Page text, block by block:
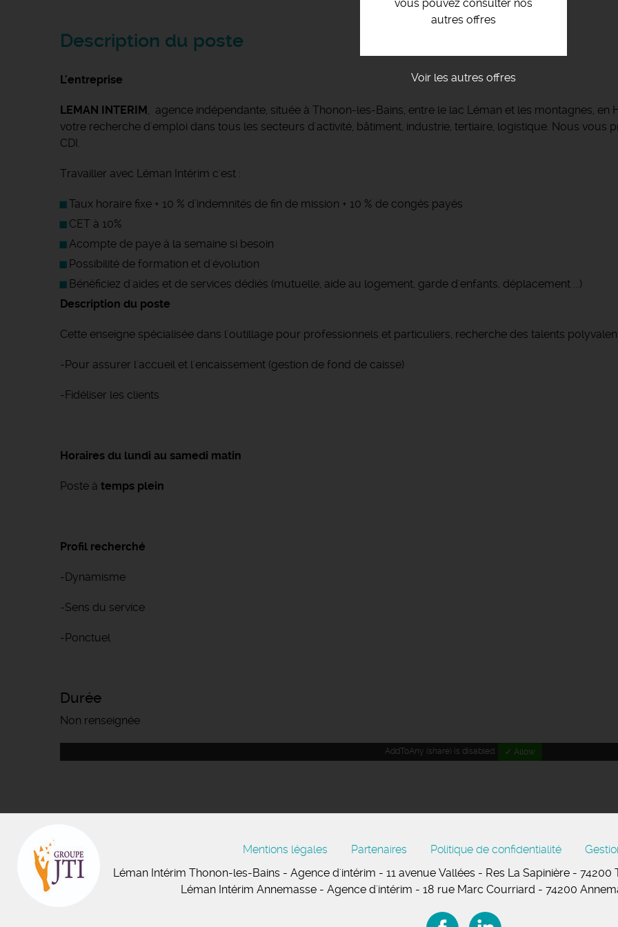
vous pouvez consulter nos
autres offres
Voir les autres offres
Description du poste
L'entreprise
LEMAN INTERIM, agence indépendante, située à Thonon-les-Bains, entre le lac Léman et les montagnes,
votre recherche d'emploi dans tous les secteurs d'activité, bâtiment, industrie, tertiaire, logistique. Nous vous
CDI.
Travailler avec Léman Intérim c'est :
Taux horaire fixe + 10 % d’indemnités de fin de mission + 10 % de congés payés
CET à 10%
Acompte de paye à la semaine si besoin
Possibilité de formation et d'évolution
Bénéficiez d'aides et de services dédiés (mutuelle, aide au logement, garde d'enfants, déplacement ...)
Description du poste
Cette enseigne spécialisée dans l'outillage pour professionnels et particuliers, recherche des talents
-Pour assurer l'accueil et l'encaissement (gestion de fond de caisse)
-Fidéliser les clients
Horaires du lundi au samedi matin
Poste à temps plein
Profil recherché
-Dynamisme
-Sens du service
-Ponctuel
Durée
Non renseignée
AddToAny (share) is disabled. ✓ Allow
Mentions légales Partenaires Politique de confidentialité
Léman Intérim Thonon-les-Bains - Agence d'intérim - 11 avenue Vallées - Res La Sapinière -
Léman Intérim Annemasse - Agence d'intérim - 18 rue Marc Courriard - 74200